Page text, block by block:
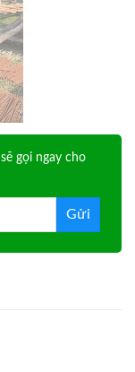
sẽ gọi ngay cho